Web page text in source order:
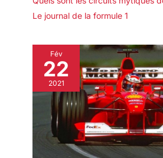
Le journal de la formule 1
Fév
22
2021